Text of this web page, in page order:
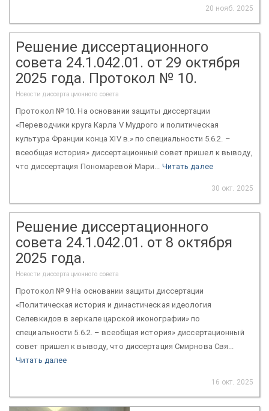
20 нояб. 2025
Решение диссертационного
совета 24.1.042.01. от 29 октября
2025 года. Протокол № 10.
Новости диссертационного совета
Протокол № 10. На основании защиты диссертации
«Переводчики круга Карла V Мудрого и политическая
культура Франции конца XIV в.» по специальности 5.6.2. –
всеобщая история» диссертационный совет пришел к выводу,
что диссертация Пономаревой Мари... Читать далее
30 окт. 2025
Решение диссертационного
совета 24.1.042.01. от 8 октября
2025 года.
Новости диссертационного совета
Протокол № 9 На основании защиты диссертации
«Политическая история и династическая идеология
Селевкидов в зеркале царской иконографии» по
специальности 5.6.2. – всеобщая история» диссертационный
совет пришел к выводу, что диссертация Смирнова Свя...
Читать далее
16 окт. 2025